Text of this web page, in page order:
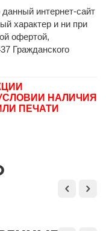
интернет-сайт
характер и ни при
офертой,
Гражданского
НАЛИЧИЯ
ПЕЧАТИ